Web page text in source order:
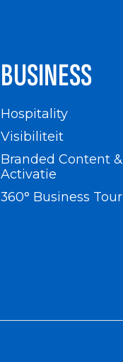
BUSINESS
Hospitality
Visibiliteit
Branded Content &
Activatie
360° Business Tour